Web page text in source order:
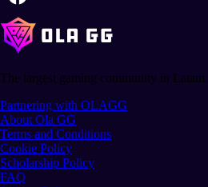
The largest gaming community in Latam.
Partnering with OLAGG
About Ola GG
Terms and Conditions
Cookie Policy
Scholarship Policy
FAQ